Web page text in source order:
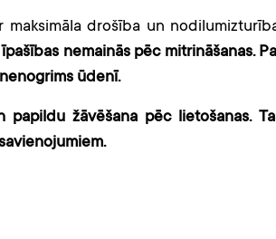
drošība un
nemainās pēc mitrināšanas.
ūdenī.
papildu žāvēšana pēc lietošanas.